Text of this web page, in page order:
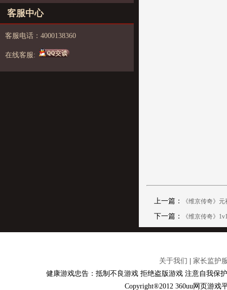
客服中心
客服电话：4000138360
在线客服:
上一篇： 《维京传奇》
下一篇： 《维京传奇》
关于我们
家长监护
健康游戏忠告：抵制不良游戏 拒绝盗版游戏 注意自我保
Copyright®2012 360uu网页游